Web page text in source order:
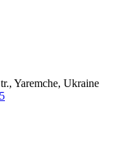
Yaremche, Ukraine